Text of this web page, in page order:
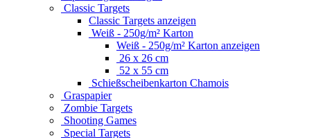
Classic Targets
Classic Targets anzeigen
Weiß - 250g/m² Karton
Weiß - 250g/m² Karton anzeigen
26 x 26 cm
52 x 55 cm
Schießscheibenkarton Chamois
Graspapier
Zombie Targets
Shooting Games
Special Targets